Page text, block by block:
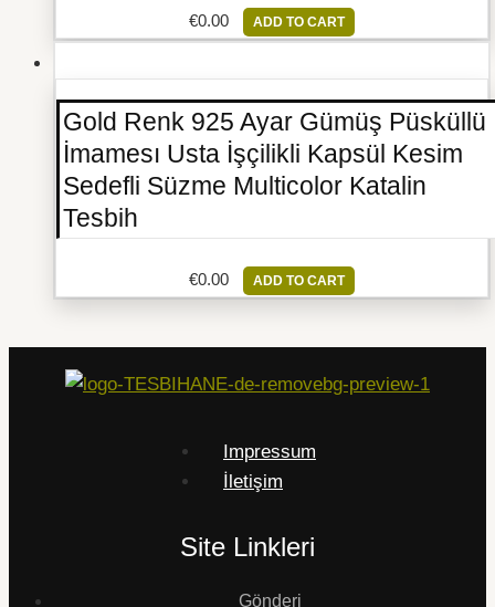
€0.00 ADD TO CART
Gold Renk 925 Ayar Gümüş Püsküllü
İmamesı Usta İşçilikli Kapsül Kesim
Sedefli Süzme Multicolor Katalin
Tesbih
€0.00 ADD TO CART
Impressum
İletişim
Site Linkleri
Gönderi